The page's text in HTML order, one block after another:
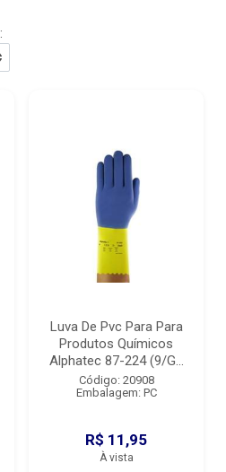
Luva De Pvc Para Para
Produtos Químicos
Alphatec 87-224 (9/G...
Código: 20908
Embalagem: PC
R$ 11,95
À vista